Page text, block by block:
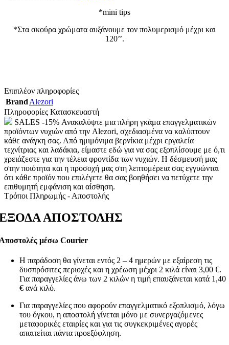
*mini tips
*Στα σκούρα χρώματα αυξάνουμε τον πολυμερισμό μέχρι και
120’’.
Επιπλέον πληροφορίες
BrandAlezori
Πληροφορίες Κατασκευαστή
SALES -15% Ανακαλύψτε μια πλήρη γκάμα επαγγελματικών
προϊόντων νυχιών από την Alezori, σχεδιασμένα να καλύπτουν
κάθε ανάγκη σας. Από ημιμόνιμα βερνίκια μέχρι εργαλεία
τεχνίτριας και λαδάκια, είμαστε εδώ για να σας εξοπλίσουμε με ό,τι
χρειάζεστε για την τέλεια φροντίδα των νυχιών. Η δέσμευσή μας
στην ποιότητα και η προσοχή μας στη λεπτομέρεια σας εγγυώνται
ότι κάθε προϊόν που επιλέγετε θα σας βοηθήσει να πετύχετε την
επιθυμητή εμφάνιση και αίσθηση.
Τρόποι Πληρωμής - Αποστολής
ΑΠΟΣΤΟΛΗΣ
μέσω Courier
Η παράδοση θα γίνεται εντός 2 – 4 ημερών με εξαίρεση τις
δυσπρόσιτες περιοχές και η χρέωση μέχρι 2 κιλά είναι 3,00 €.
Για παραγγελίες άνω των 2 κιλών η τιμή επαυξάνεται κατά 1,40
€ ανά κιλό.
Για παραγγελίες που αφορούν επαγγελματικό εξοπλισμό, λόγω
του όγκου, η αποστολή γίνεται μόνο με συνεργαζόμενες
μεταφορικές εταιρίες και για τις συγκεκριμένες αγορές
απαιτείται πάντα προεξόφληση.